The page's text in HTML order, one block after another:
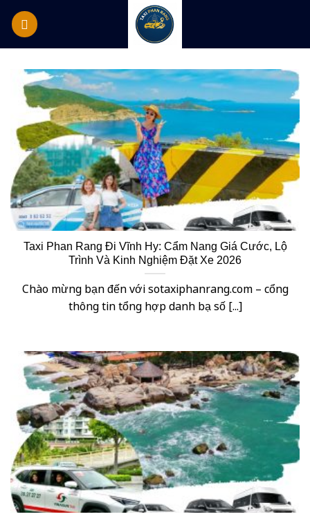
Skip
to
content
Taxi Phan Rang Đi Vĩnh Hy: Cẩm Nang Giá Cước, Lộ
Trình Và Kinh Nghiệm Đặt Xe 2026
Chào mừng bạn đến với sotaxiphanrang.com – cổng
thông tin tổng hợp danh bạ số [...]